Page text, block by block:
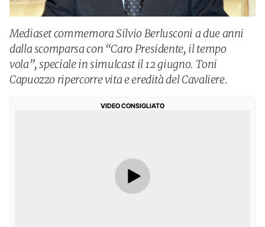
Mediaset commemora Silvio Berlusconi a due anni
dalla scomparsa con “Caro Presidente, il tempo
vola”, speciale in simulcast il 12 giugno. Toni
Capuozzo ripercorre vita e eredità del Cavaliere.
VIDEO CONSIGLIATO